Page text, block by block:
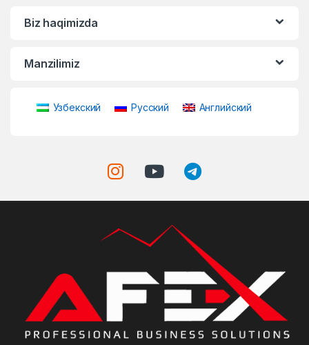
Biz haqimizda
Manzilimiz
Узбекский Русский Английский